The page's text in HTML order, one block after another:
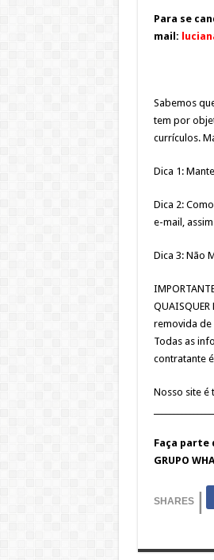
Para se
mail:
Sabemos
tem por
currículos.
Dica 1:
Dica 2:
e-mail,
Dica 3: Não
removida de
Todas as
contratante
Nosso site é
Faça parte
GRUPO